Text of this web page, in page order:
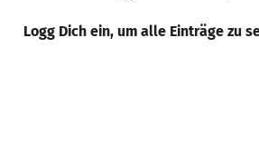
Logg Dich ein, um alle Einträge zu